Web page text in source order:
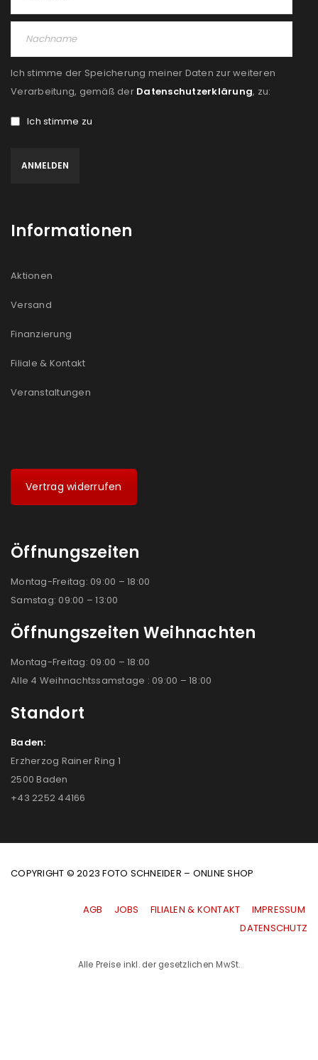
Ich stimme der Speicherung meiner Daten zur weiteren
Verarbeitung, gemäß der Datenschutzerklärung, zu:
Ich stimme zu
Informationen
Aktionen
Versand
Finanzierung
Filiale & Kontakt
Veranstaltungen
Vertrag widerrufen
Öffnungszeiten
Montag-Freitag: 09:00 – 18:00
Samstag: 09:00 – 13:00
Öffnungszeiten Weihnachten
Montag-Freitag: 09:00 – 18:00
Alle 4 Weihnachtssamstage : 09:00 – 18:00
Standort
Baden:
Erzherzog Rainer Ring 1
2500 Baden
+43 2252 44166
COPYRIGHT © 2023 FOTO SCHNEIDER – ONLINE SHOP
AGB JOBS FILIALEN & KONTAKT
IMPRESSUM
|DATENSCHUTZ
Alle Preise inkl. der gesetzlichen MwSt.